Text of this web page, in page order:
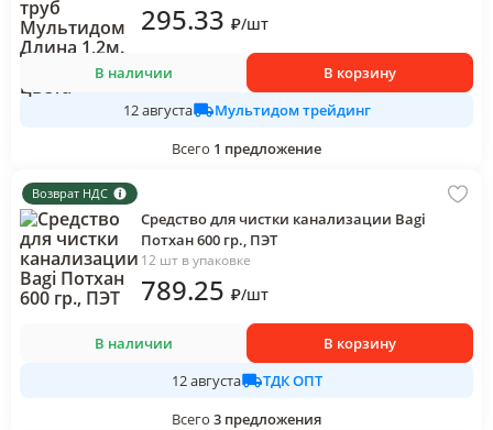
295.33 ₽/шт
В наличии
В корзину
12 августа
Мультидом трейдинг
Всего 1 предложение
Возврат НДС
Средство для чистки канализации Bagi
Потхан 600 гр., ПЭТ
12 шт в упаковке
789.25 ₽/шт
В наличии
В корзину
12 августа
ТДК ОПТ
Всего 3 предложения